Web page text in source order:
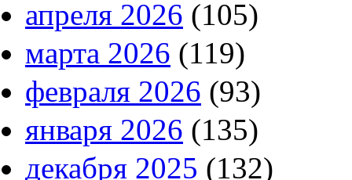
апреля 2026 (105)
марта 2026 (119)
февраля 2026 (93)
января 2026 (135)
декабря 2025 (132)